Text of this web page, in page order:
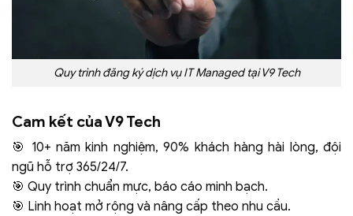
Quy trình đăng ký dịch vụ IT Managed tại V9 Tech
Cam kết của V9 Tech
🎯 10+ năm kinh nghiệm, 90% khách hàng hài lòng, đội
ngũ hỗ trợ 365/24/7.
🎯 Quy trình chuẩn mực, báo cáo minh bạch.
🎯 Linh hoạt mở rộng và nâng cấp theo nhu cầu.